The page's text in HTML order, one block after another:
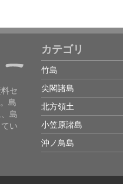
セ
島
島
い
カテゴリ
竹島
尖閣諸島
北方領土
小笠原諸島
沖ノ鳥島